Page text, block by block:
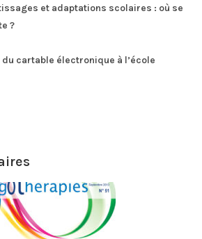
et adaptations scolaires : où se
?
cartable électronique à l’école